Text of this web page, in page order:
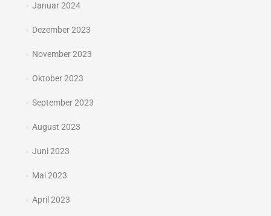
Januar 2024
Dezember 2023
November 2023
Oktober 2023
September 2023
August 2023
Juni 2023
Mai 2023
April 2023